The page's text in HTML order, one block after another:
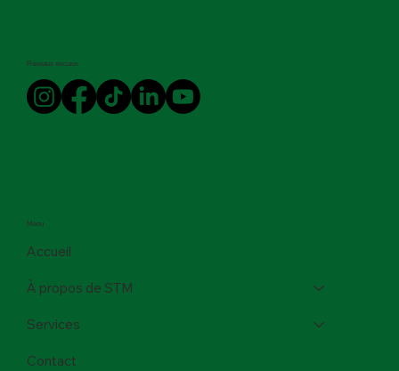
Menu
Accueil
À propos de STM
Services
Contact
Réseaux sociaux